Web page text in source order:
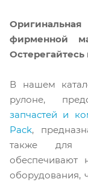
фирменной
В нашем
рулоне,
запчастей и
Pack,
также для
обеспечивают
оборудования,